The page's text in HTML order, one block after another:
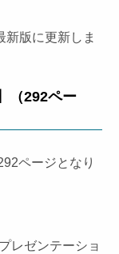
新版に更新しま
（292ペー
ページとなり
レゼンテーショ